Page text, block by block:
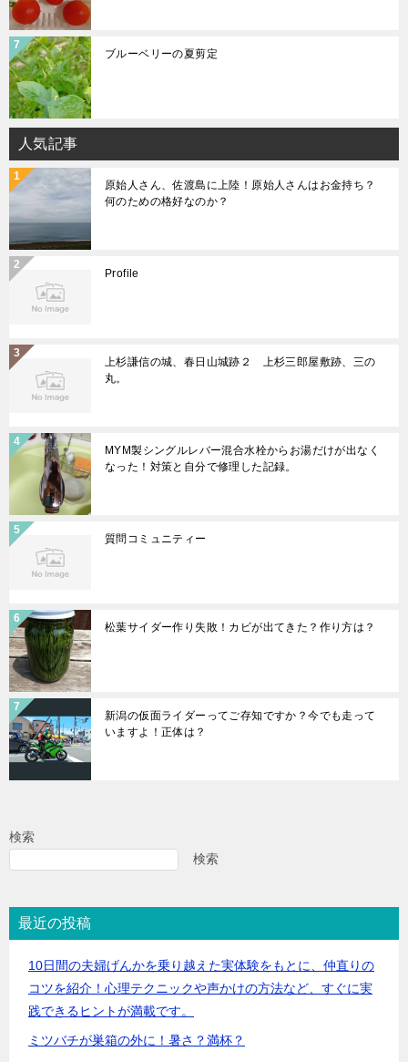
ブルーベリーの夏剪定
人気記事
原始人さん、佐渡島に上陸！原始人さんはお金持ち？
何のための格好なのか？
Profile
上杉謙信の城、春日山城跡２ 上杉三郎屋敷跡、三の
丸。
MYM製シングルレバー混合水栓からお湯だけが出なく
なった！対策と自分で修理した記録。
質問コミュニティー
松葉サイダー作り失敗！カビが出てきた？作り方は？
新潟の仮面ライダーってご存知ですか？今でも走って
いますよ！正体は？
検索
検索
最近の投稿
10日間の夫婦げんかを乗り越えた実体験をもとに、仲直りの
コツを紹介！心理テクニックや声かけの方法など、すぐに実
践できるヒントが満載です。
ミツバチが巣箱の外に！暑さ？満杯？